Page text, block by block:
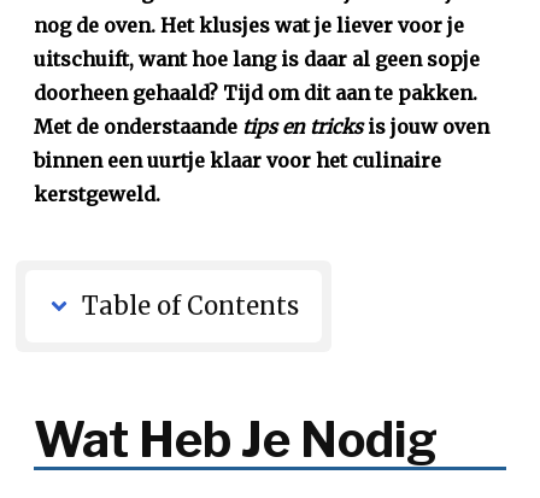
nog de oven. Het klusjes wat je liever voor je
uitschuift, want hoe lang is daar al geen sopje
doorheen gehaald? Tijd om dit aan te pakken.
Met de onderstaande tips en tricksis jouw oven
binnen een uurtje klaar voor het culinaire
kerstgeweld.
Table of Contents
Wat Heb Je Nodig